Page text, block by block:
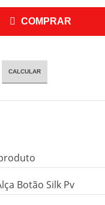
COMPRAR
CALCULAR
Botão Silk Pv